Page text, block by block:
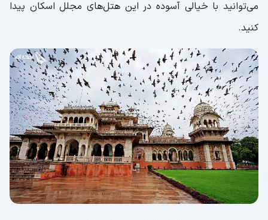
می‌توانید با خیالی آسوده در این هتل‌های مجلل اسکان پیدا
کنید.